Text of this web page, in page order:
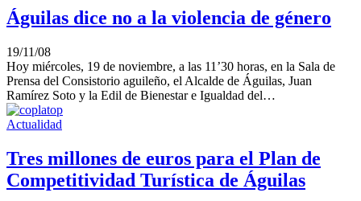
Águilas dice no a la violencia de género
19/11/08
Hoy miércoles, 19 de noviembre, a las 11’30 horas, en la Sala de
Prensa del Consistorio aguileño, el Alcalde de Águilas, Juan
Ramírez Soto y la Edil de Bienestar e Igualdad del…
Actualidad
Tres millones de euros para el Plan de
Competitividad Turística de Águilas